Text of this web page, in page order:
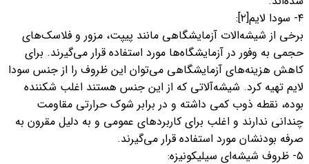
۴- سودا لایم[۲]:
برخی از شیشه‌الات آزمایشگاهی مانند پیپت، مزور و فلاسک‌های
حجمی به وفور در آزمایشگاه‌ها مورد استفاده قرار می‌گیرند. برای
کاهش هزینه‌های آزمایشگاهی می‌توان این ظروف را از جنس سودا
لایم تهیه کرد. شیشه‌آلاتی که از این جنس هستند اغلب شکننده
بوده، نقطه ذوب کمی داشته و در برابر شوک حرارتی مقاومت
چندانی ندارند و اغلب برای کاربردهای عمومی و به دلیل مقرون به
صرفه بودنشان مورد استفاده قرار می‌گیرند.
۵- ظروف شیشه‌ای سیلیکونیزه: